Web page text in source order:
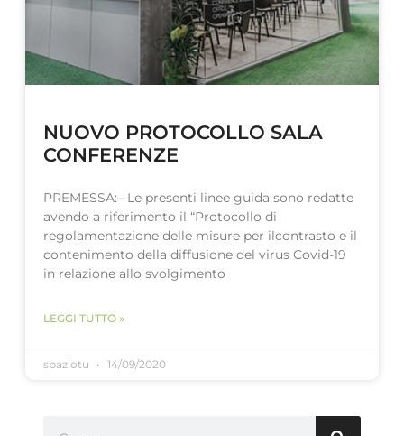
NUOVO PROTOCOLLO SALA
CONFERENZE
PREMESSA:– Le presenti linee guida sono redatte
avendo a riferimento il “Protocollo di
regolamentazione delle misure per ilcontrasto e il
contenimento della diffusione del virus Covid-19
in relazione allo svolgimento
LEGGI TUTTO »
spaziotu 14/09/2020